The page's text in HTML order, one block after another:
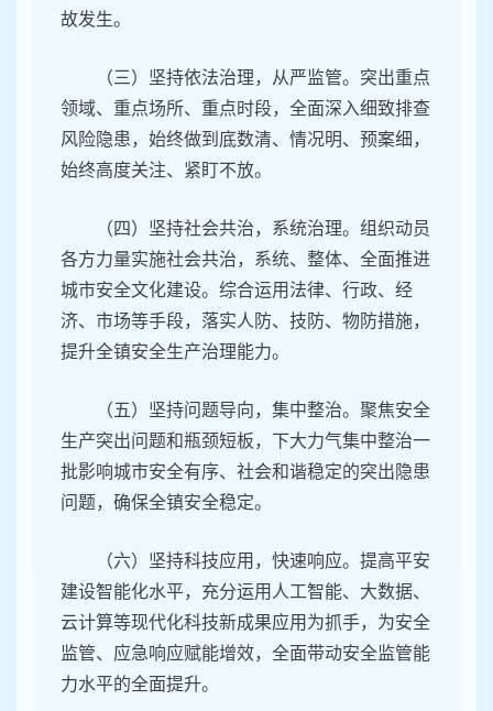
故发生。
（三）坚持依法治理，从严监管。突出重点
领域、重点场所、重点时段，全面深入细致排查
风险隐患，始终做到底数清、情况明、预案细，
始终高度关注、紧盯不放。
（四）坚持社会共治，系统治理。组织动员
各方力量实施社会共治，系统、整体、全面推进
城市安全文化建设。综合运用法律、行政、经
济、市场等手段，落实人防、技防、物防措施，
提升全镇安全生产治理能力。
（五）坚持问题导向，集中整治。聚焦安全
生产突出问题和瓶颈短板，下大力气集中整治一
批影响城市安全有序、社会和谐稳定的突出隐患
问题，确保全镇安全稳定。
（六）坚持科技应用，快速响应。提高平安
建设智能化水平，充分运用人工智能、大数据、
云计算等现代化科技新成果应用为抓手，为安全
监管、应急响应赋能增效，全面带动安全监管能
力水平的全面提升。